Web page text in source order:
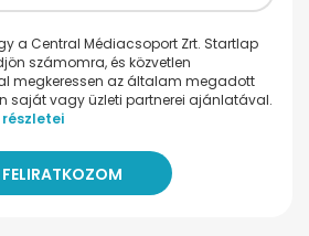
a Central Médiacsoport Zrt. Startlap
számomra, és közvetlen
megkeressen az általam megadott
saját vagy üzleti partnerei ajánlatával.